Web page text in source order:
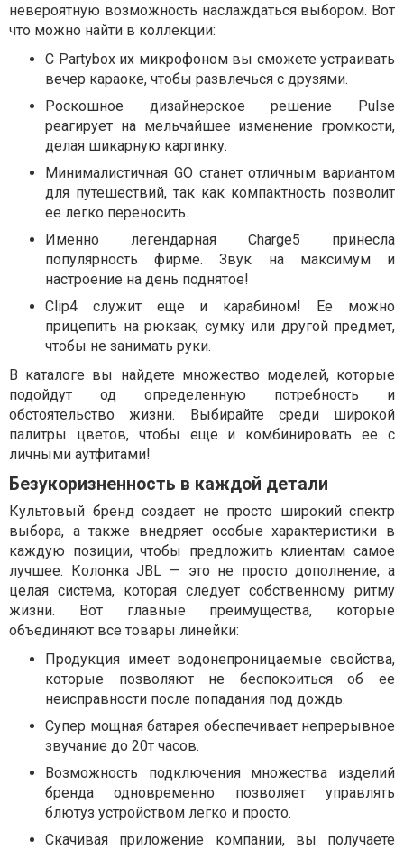
невероятную возможность наслаждаться выбором. Вот
что можно найти в коллекции:
С Partybox их микрофоном вы сможете устраивать
вечер караоке, чтобы развлечься с друзями.
Роскошное дизайнерское решение Pulse
реагирует на мельчайшее изменение громкости,
делая шикарную картинку.
Минималистичная GO станет отличным вариантом
для путешествий, так как компактность позволит
ее легко переносить.
Именно легендарная Charge5 принесла
популярность фирме. Звук на максимум и
настроение на день поднятое!
Clip4 служит еще и карабином! Ее можно
прицепить на рюкзак, сумку или другой предмет,
чтобы не занимать руки.
В каталоге вы найдете множество моделей, которые
подойдут од определенную потребность и
обстоятельство жизни. Выбирайте среди широкой
палитры цветов, чтобы еще и комбинировать ее с
личными аутфитами!
Безукоризненность в каждой детали
Культовый бренд создает не просто широкий спектр
выбора, а также внедряет особые характеристики в
каждую позиции, чтобы предложить клиентам самое
лучшее. Колонка JBL — это не просто дополнение, а
целая система, которая следует собственному ритму
жизни. Вот главные преимущества, которые
объединяют все товары линейки:
Продукция имеет водонепроницаемые свойства,
которые позволяют не беспокоиться об ее
неисправности после попадания под дождь.
Супер мощная батарея обеспечивает непрерывное
звучание до 20т часов.
Возможность подключения множества изделий
бренда одновременно позволяет управлять
блютуз устройством легко и просто.
Скачивая приложение компании, вы получаете